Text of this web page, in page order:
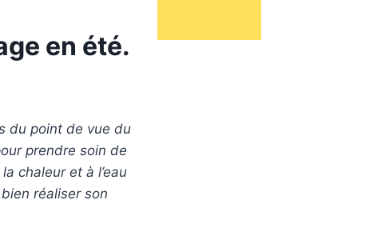
en été.
du point de vue du
prendre soin de
chaleur et à l’eau
réaliser son